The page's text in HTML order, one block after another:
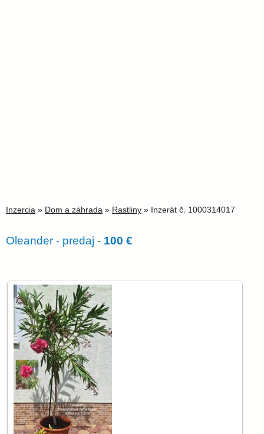
Inzercia » Dom a záhrada » Rastliny » Inzerát č. 1000314017
Oleander - predaj - 100 €